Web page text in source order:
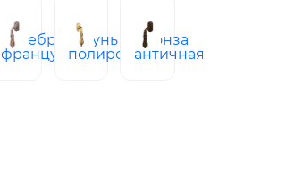
серебро
французское
латунь
полированная
бронза
античная